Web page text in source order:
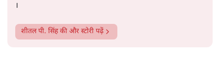
।
शीतल पी. सिंहकी और स्टोरी पढ़ें